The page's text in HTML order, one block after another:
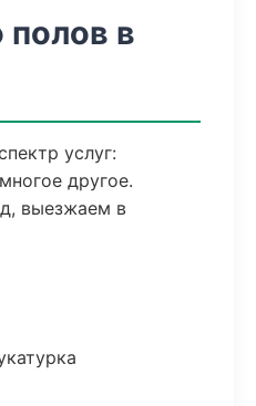
полов в
услуг:
другое.
выезжаем в